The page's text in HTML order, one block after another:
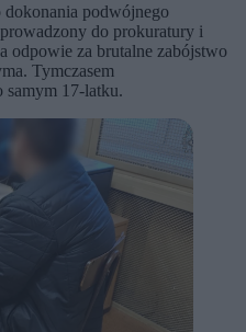
dokonania podwójnego
do prokuratury i
odpowie za brutalne zabójstwo
Tymczasem
samym 17-latku.